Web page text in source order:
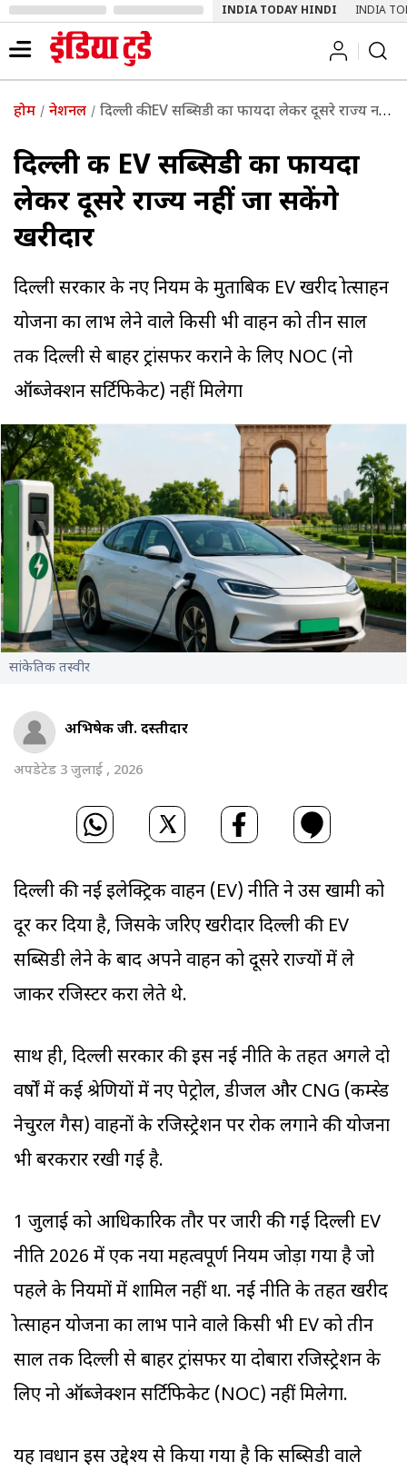
INDIA TODAY HINDI INDIA
होम नेशनल दिल्ली की EV सब्सिडी का फायदा लेकर दूसरे राज्य नहीं जा सकेंगे खरीदार
दिल्ली की EV सब्सिडी का फायदा
लेकर दूसरे राज्य नहीं जा सकेंगे
खरीदार
दिल्ली सरकार के नए नियम के मुताबिक EV खरीद प्रोत्साहन
योजना का लाभ लेने वाले किसी भी वाहन को तीन साल
तक दिल्ली से बाहर ट्रांसफर कराने के लिए NOC (नो
ऑब्जेक्शन सर्टिफिकेट) नहीं मिलेगा
सांकेतिक तस्वीर
अभिषेक जी. दस्तीदार
अपडेटेड 3 जुलाई , 2026
दिल्ली की नई इलेक्ट्रिक वाहन (EV) नीति ने उस खामी को
दूर कर दिया है, जिसके जरिए खरीदार दिल्ली की EV
सब्सिडी लेने के बाद अपने वाहन को दूसरे राज्यों में ले
जाकर रजिस्टर करा लेते थे.
साथ ही, दिल्ली सरकार की इस नई नीति के तहत अगले दो
वर्षों में कई श्रेणियों में नए पेट्रोल, डीजल और CNG (कम्प्रेस्ड
नेचुरल गैस) वाहनों के रजिस्ट्रेशन पर रोक लगाने की योजना
भी बरकरार रखी गई है.
1 जुलाई को आधिकारिक तौर पर जारी की गई दिल्ली EV
नीति 2026 में एक नया महत्वपूर्ण नियम जोड़ा गया है जो
पहले के नियमों में शामिल नहीं था. नई नीति के तहत खरीद
प्रोत्साहन योजना का लाभ पाने वाले किसी भी EV को तीन
साल तक दिल्ली से बाहर ट्रांसफर या दोबारा रजिस्ट्रेशन के
लिए नो ऑब्जेक्शन सर्टिफिकेट (NOC) नहीं मिलेगा.
यह प्रावधान इस उद्देश्य से किया गया है कि सब्सिडी वाले